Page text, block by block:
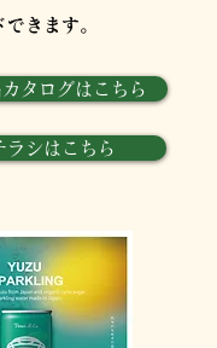
できます。
タログはこちら
ラシはこちら